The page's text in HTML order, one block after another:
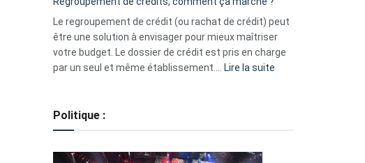
pour
début
2023
Le regroupement de crédit (ou rachat de crédit) peut
être une solution à envisager pour mieux maîtriser
votre budget. Le dossier de crédit est pris en charge
par un seul et même établissement.…
Lire la suite
Politique :